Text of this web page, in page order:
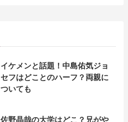
イケメンと話題！中島佑気ジョ
セフはどことのハーフ？両親に
ついても
佐野晶哉の大学はどこ？兄がや